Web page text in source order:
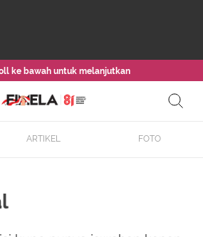
ke bawah untuk melanjutkan
ARTIKEL FOTO